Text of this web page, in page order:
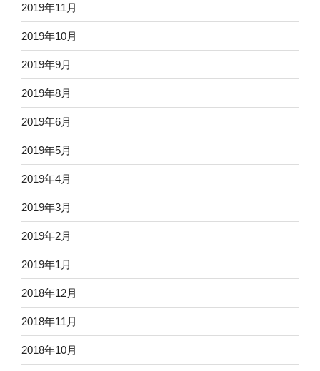
2019年11月
2019年10月
2019年9月
2019年8月
2019年6月
2019年5月
2019年4月
2019年3月
2019年2月
2019年1月
2018年12月
2018年11月
2018年10月